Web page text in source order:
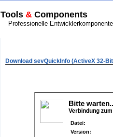
Tools & Components
Professionelle
Download sevQuickInfo (ActiveX 32-
Bitte
Verbindung
Datei:
Version: